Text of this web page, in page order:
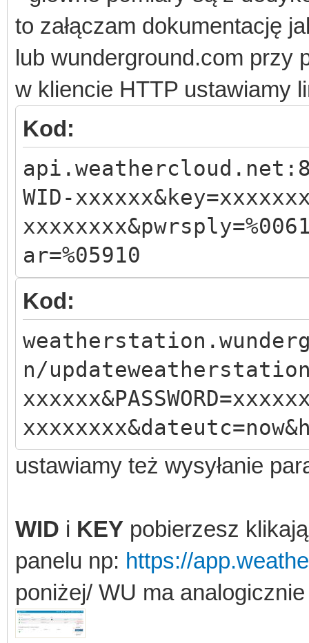
to załączam dokumentację
lub wunderground.com przy
w kliencie HTTP ustawiamy
Kod:
WID-
ar=%05910
Kod:
n/
ustawiamy też wysyłanie
WID i KEY pobierzesz
panelu np: https://
poniżej/ WU ma analogicznie